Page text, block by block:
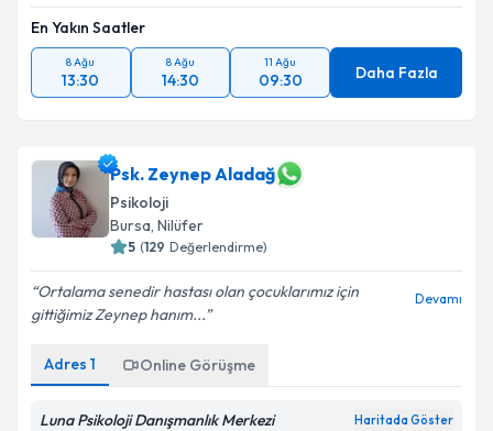
En Yakın Saatler
8 Ağu
13:30
8 Ağu
14:30
11 Ağu
09:30 Daha Fazla
Psk. Zeynep Aladağ
Psikoloji
Bursa, Nilüfer
5 (129 Değerlendirme)
Ortalama senedir hastası olan çocuklarımız için
gittiğimiz Zeynep hanım...
Devamı
Adres 1 Online Görüşme
Luna Psikoloji Danışmanlık Merkezi Haritada Göster